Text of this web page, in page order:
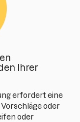
Ihrer
erfordert eine
oder
oder